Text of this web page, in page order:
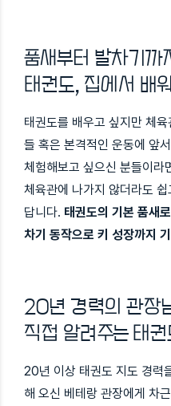
품새부터 발차기까
태권도, 집에서 배
태권도를 배우고 싶지만 체
들 혹은 본격적인 운동에 앞
체험해보고 싶으신 분들이라
체육관에 나가지 않더라도
답니다. 태권도의 기본 품새
차기 동작으로 키 성장까지
20년 경력의 관장
직접 알려주는 태
20년 이상 태권도 지도 경력
해 오신 베테랑 관장에게 차